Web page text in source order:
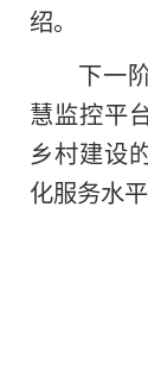
绍。
下一
慧监控平
乡村建设
化服务水